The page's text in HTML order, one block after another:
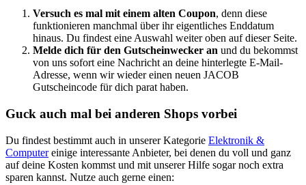
Versuch es mal mit einem alten Coupon, denn diese
funktionieren manchmal über ihr eigentliches Enddatum
hinaus. Du findest eine Auswahl weiter oben auf dieser Seite.
Melde dich für den Gutscheinwecker an und du bekommst
von uns sofort eine Nachricht an deine hinterlegte E-Mail-
Adresse, wenn wir wieder einen neuen JACOB
Gutscheincode für dich parat haben.
Guck auch mal bei anderen Shops vorbei
Du findest bestimmt auch in unserer Kategorie Elektronik &
Computereinige interessante Anbieter, bei denen du voll und ganz
auf deine Kosten kommst und mit unserer Hilfe sogar noch extra
sparen kannst. Nutze auch gerne einen: